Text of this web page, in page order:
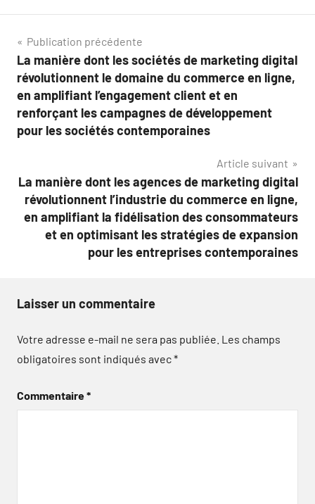
Navigation
de
l’article
Publication précédente
La manière dont les sociétés de marketing digital
révolutionnent le domaine du commerce en ligne,
en amplifiant l’engagement client et en
renforçant les campagnes de développement
pour les sociétés contemporaines
Article suivant
La manière dont les agences de marketing digital
révolutionnent l’industrie du commerce en ligne,
en amplifiant la fidélisation des consommateurs
et en optimisant les stratégies de expansion
pour les entreprises contemporaines
Laisser un commentaire
Votre adresse e-mail ne sera pas publiée. Les champs
obligatoires sont indiqués avec*
Commentaire*